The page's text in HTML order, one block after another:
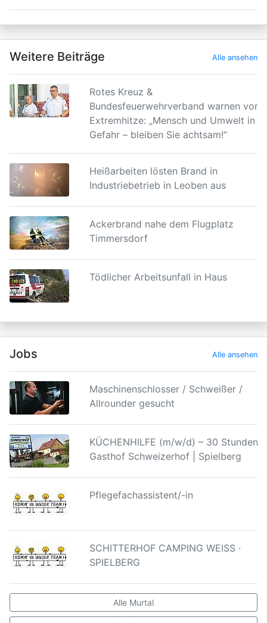
Weitere Beiträge Alle ansehen
Rotes Kreuz &
Bundesfeuerwehrverband warnen vor
Extremhitze: „Mensch und Umwelt in
Gefahr – bleiben Sie achtsam!“
Heißarbeiten lösten Brand in
Industriebetrieb in Leoben aus
Ackerbrand nahe dem Flugplatz
Timmersdorf
Tödlicher Arbeitsunfall in Haus
Jobs Alle ansehen
Maschinenschlosser / Schweißer /
Allrounder gesucht
KÜCHENHILFE (m/w/d) – 30 Stunden |
Gasthof Schweizerhof | Spielberg
Pflegefachassistent/-in
SCHITTERHOF CAMPING WEISS ·
SPIELBERG
Alle Murtal